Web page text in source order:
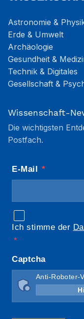
Astronomie &
Erde & Umwelt
Archäologie
Gesundheit &
Technik & Digitales
Gesellschaft &
Wissenschaft-
Die wichtigsten
Postfach.